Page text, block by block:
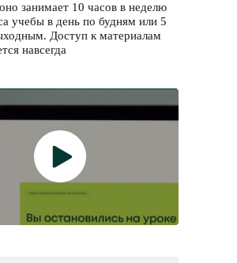
занимает 10 часов в неделю
учебы в день по будням или 5
Доступ к материалам
навсегда